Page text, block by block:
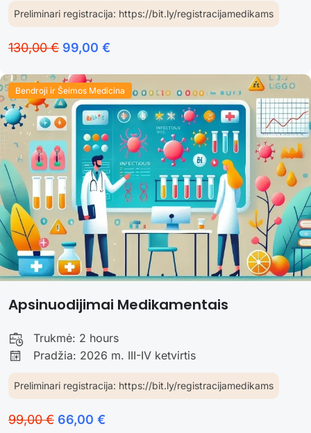
Preliminari registracija: https://bit.ly/registracijamedikams
130,00 € 99,00 €
Bendroji ir Šeimos Medicina
Apsinuodijimai Medikamentais
Trukmė: 2 hours
Pradžia: 2026 m. III-IV ketvirtis
Preliminari registracija: https://bit.ly/registracijamedikams
99,00 € 66,00 €